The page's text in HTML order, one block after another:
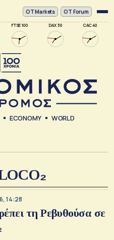
FTSE 100 DAX 30 CAC 40
ΟΤ Markets OT Forum
ECONOMY WORLD
14:28
τη Ρεβυθούσα σε